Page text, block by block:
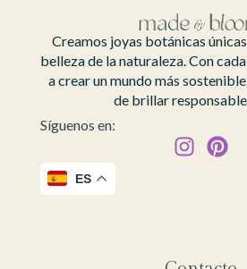
Creamos joyas botánicas
belleza de la naturaleza. Con
a crear un mundo más
de brillar
Síguenos en:
ES